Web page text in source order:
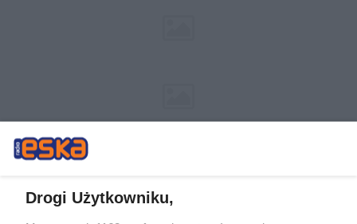
Drogi Użytkowniku,